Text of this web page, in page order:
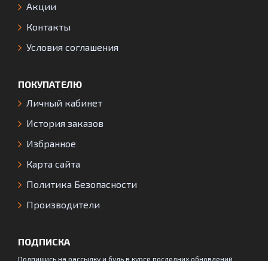
Акции
Контакты
Условия соглашения
ПОКУПАТЕЛЮ
Личный кабинет
История заказов
Избранное
Карта сайта
Политика Безопасности
Производители
ПОДПИСКА
Подпишись на рассылку и будь в курсе последних обновлений